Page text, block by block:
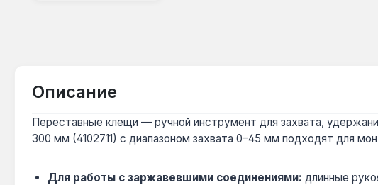
Описание
Переставные клещи — ручной инструмент для захвата,
300 мм (4102711) с диапазоном захвата 0–45 мм подходят для
Для работы с заржавевшими соединениями: длинные